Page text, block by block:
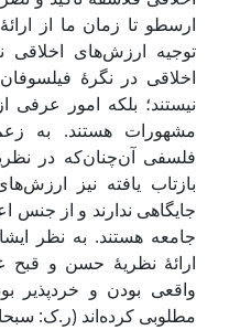
ارسطو تا زمان ما از
توجیه ارزش‌های اخلاقی
اخلاقی در نگرۀ
نیستند؛ بلکه امور عرفی
مشهورات هستند. به
فلسفی آن‌چنان‌که در
بازتاب یافته نیز
جایگاهی ندارند و از جنس
جامعه هستند. به نظر
ارائۀ نظریۀ حسن و
واقعی بودن و خردپذیر
مطلوبی کرده‌اند (ر.ک: سبحانی،